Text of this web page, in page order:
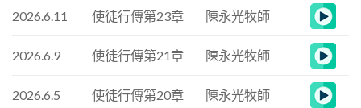
2026.6.11 使徒行傳第23章 陳永光牧師
2026.6.9 使徒行傳第21章 陳永光牧師
2026.6.5 使徒行傳第20章 陳永光牧師